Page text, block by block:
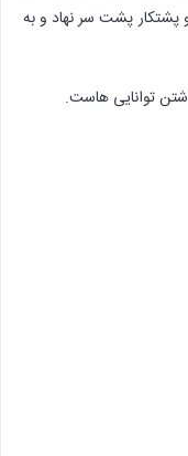
پشتکار پشت سر نهاد و به
توانایی هاست.